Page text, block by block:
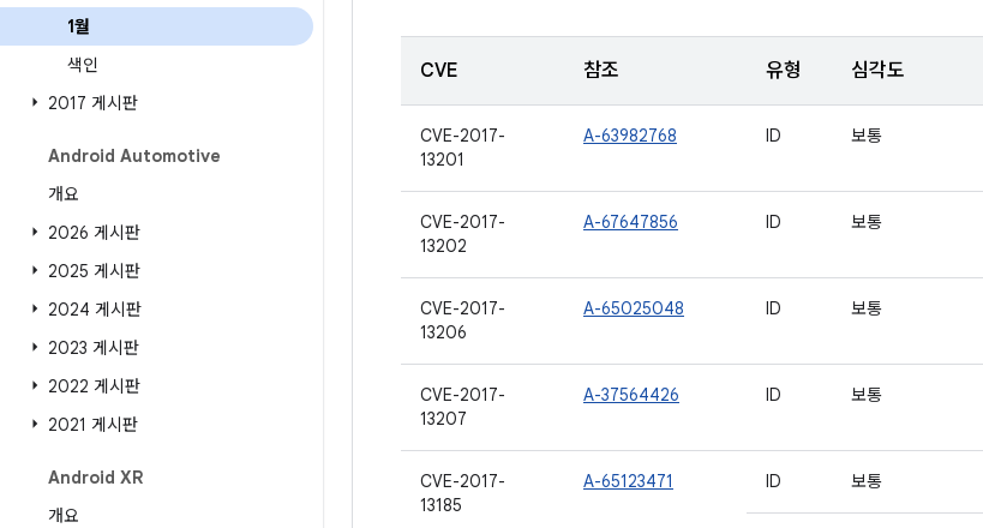
1월
색인
2017 게시판
Android Automotive
개요
2026 게시판
2025 게시판
2024 게시판
2023 게시판
2022 게시판
2021 게시판
Android XR
개요
CVE 참조 유형 심각도
CVE-2017-
13201
A-63982768 ID 보통
CVE-2017-
13202
A-67647856 ID 보통
CVE-2017-
13206
A-65025048 ID 보통
CVE-2017-
13207
A-37564426 ID 보통
CVE-2017-
13185
A-65123471 ID 보통